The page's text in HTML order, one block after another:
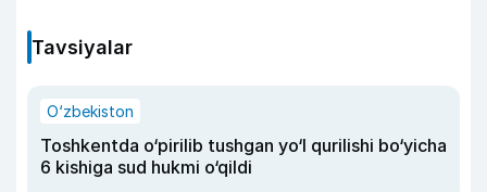
Tavsiyalar
O‘zbekiston
Toshkentda o‘pirilib tushgan yo‘l qurilishi bo‘yicha
6 kishiga sud hukmi o‘qildi